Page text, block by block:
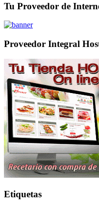
Tu Proveedor de
Proveedor Integral
Etiquetas